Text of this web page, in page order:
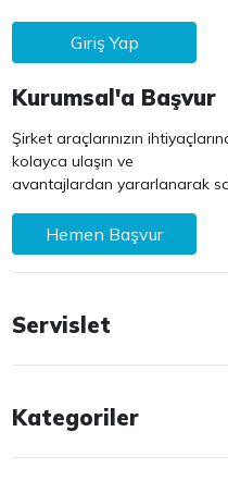
Giriş Yap
Kurumsal'a Başvur
Şirket araçlarınızın
kolayca ulaşın ve
avantajlardan yararlanarak
Hemen Başvur
Servislet
Kategoriler